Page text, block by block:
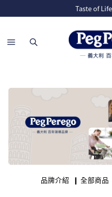
Taste of
品牌介紹 ❙ 全部商品